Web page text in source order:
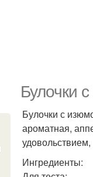
Булочки
Булочки с
ароматная,
Ингредиенты: